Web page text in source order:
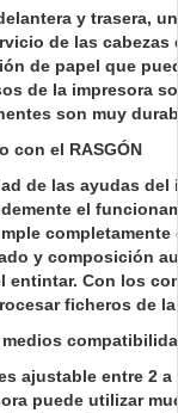
y trasera,
de las cabezas
de papel que
de la impresora
son muy
con el RASGÓN
de las ayudas del
el
completamente
y composición
entintar. Con los
ficheros de
medios
ajustable entre 2
puede utilizar